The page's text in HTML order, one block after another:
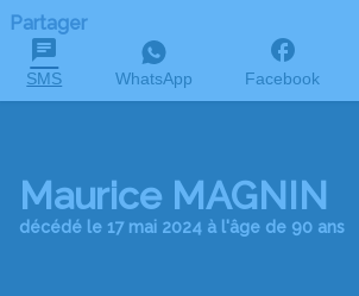
Partager
SMS WhatsApp Facebook
Maurice MAGNIN
décédé le 17 mai 2024 à l'âge de 90 ans